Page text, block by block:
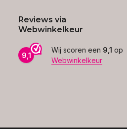
Reviews via
Webwinkelkeur
9,1
Wij scoren een 9,1 op
Webwinkelkeur